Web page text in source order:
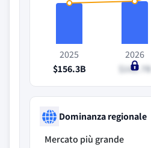
2025
$156.3B
2026
$161.7B
Dominanza regionale
Mercato più grande